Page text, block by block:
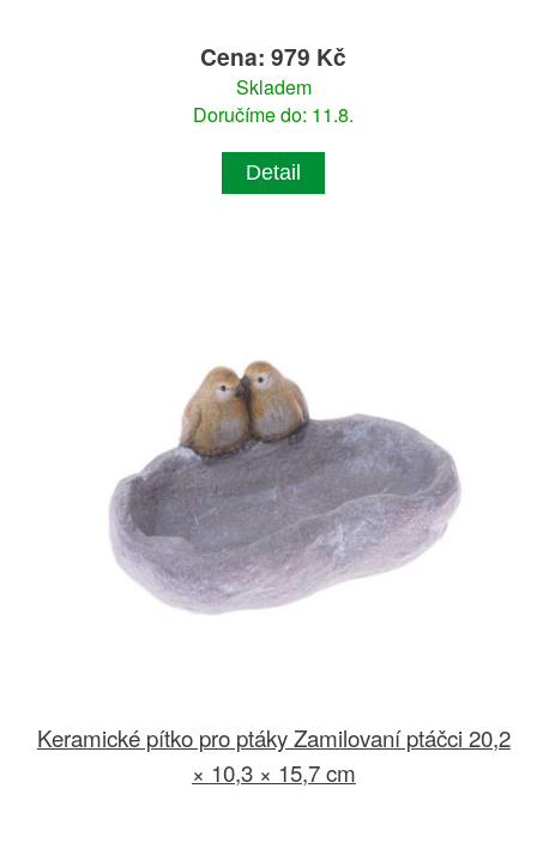
Cena: 979 Kč
Skladem
Doručíme do: 11.8.
Detail
Keramické pítko pro ptáky Zamilovaní ptáčci 20,2
× 10,3 × 15,7 cm